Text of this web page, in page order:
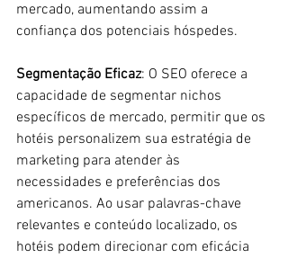
mercado, aumentando assim a
confiança dos potenciais hóspedes.
Segmentação Eficaz: O SEO oferece a
capacidade de segmentar nichos
específicos de mercado, permitir que os
hotéis personalizem sua estratégia de
marketing para atender às
necessidades e preferências dos
americanos. Ao usar palavras-chave
relevantes e conteúdo localizado, os
hotéis podem direcionar com eficácia